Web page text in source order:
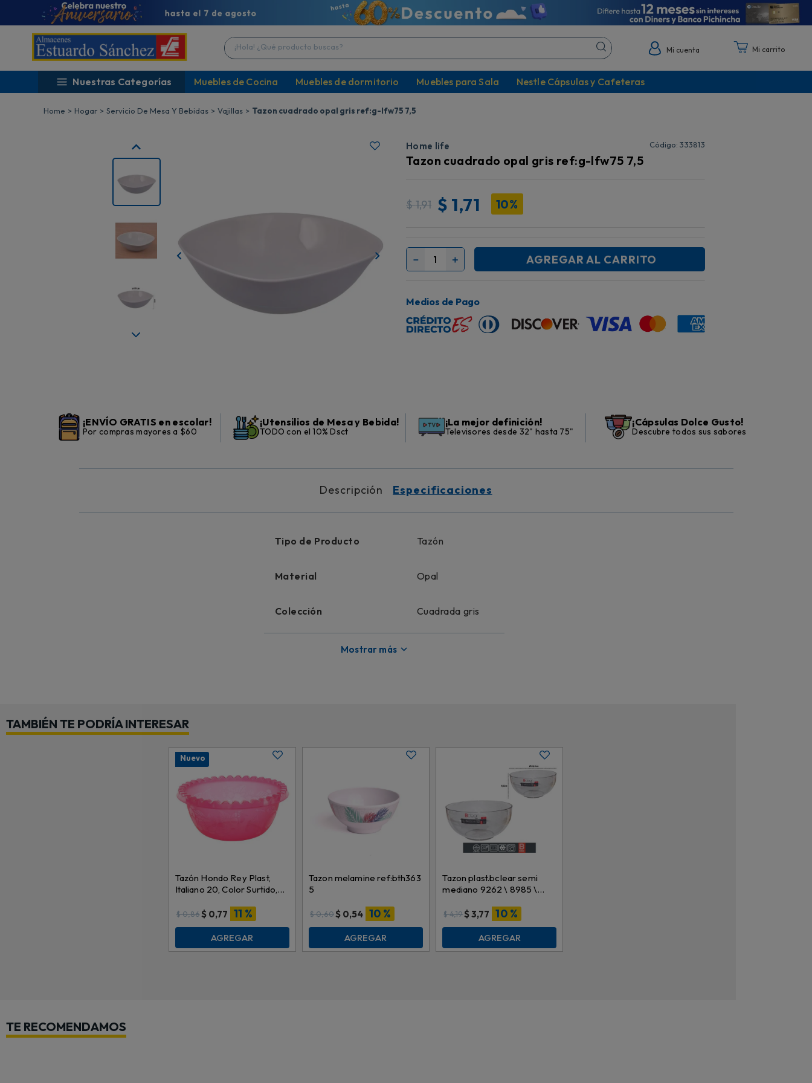
¡Hola! ¿Qué producto buscas?
Mi cuenta
Nuestras Categorías Muebles de Cocina Muebles de dormitorio Muebles para Sala Nestle Cápsulas y Cafeteras
Hogar Servicio De Mesa Y Bebidas Vajillas Tazon cuadrado opal gris ref:g-lfw75 7,5
Home life : 333813
Tazon cuadrado opal gris ref:g-lfw75 7,5
$1,91 $ 1,71 10%
＋
－ AGREGAR AL CARRITO
Medios de Pago
¡ENVÍO GRATIS en escolar!
Por compras mayores a $60
¡Utensilios de Mesa y Bebida!
TODO con el 10% Dsct
¡La mejor definición!
Televisores desde 32" hasta 75"
¡Cápsulas Dolce Gusto!
Descubre todos sus sabores
Descripción Especificaciones
Tipo de Producto Tazón
Material Opal
Colección Cuadrada gris
Mostrar más
TAMBIÉN TE PODRÍA INTERESAR
Nuevo
Tazón Hondo Rey Plast,
Italiano 20, Color Surtido,
$0,86$ 0,77 11 %
AGREGAR
Tazon melamine ref:bth363
5
$0,60$ 0,54 10 %
AGREGAR
Tazon plast.bclear semi
mediano 9262 \ 8985 \
$4,19$3,77 10 %
AGREGAR
TE RECOMENDAMOS